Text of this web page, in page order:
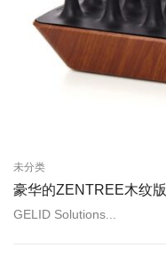
未分类
豪华的ZENTREE木纹版
GELID Solutions...